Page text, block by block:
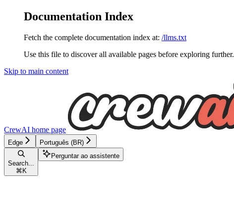
Documentation Index
Fetch the complete documentation index at: /llms.txt
Use this file to discover all available pages before exploring further.
Skip to main content
CrewAI home page
Edge Português (BR)
Search...
⌘ K
Perguntar ao assistente